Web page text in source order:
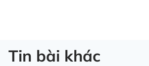
Tin bài khác